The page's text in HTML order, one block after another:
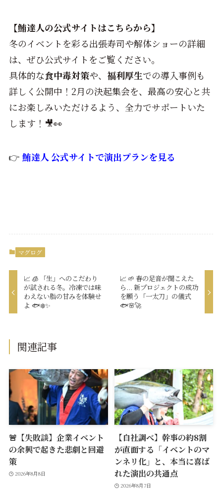
【鮪達人の公式サイトはこちらから】
冬のイベントを彩る出張寿司や解体ショーの詳細
は、ぜひ公式サイトをご覧ください。
具体的な食中毒対策や、 福利厚生での導入事例も
詳しく公開中！2月の決起集会を、最高の安心と共
にお楽しみいただけるよう、全力でサポートいた
します！🎥👀
👉 鮪達人 公式サイトで演出プランを見る
マグログ
📈 🧊 「生」へのこだわり
が試される冬。冷凍では味
わえない脂の甘みを体験せ
よ 🐟❄️✨
📈 🌱 春の足音が聞こえた
ら... 新プロジェクトの成功
を願う「一太刀」の儀式
🐟🌸🚀
関連記事
🚨【失敗談】企業イベント
の余興で起きた悲劇と回避
策
2026年8月8日
【自社調べ】幹事の約8割
が直面する「イベントのマ
ンネリ化」と、本当に喜ば
れた演出の共通点
2026年8月7日